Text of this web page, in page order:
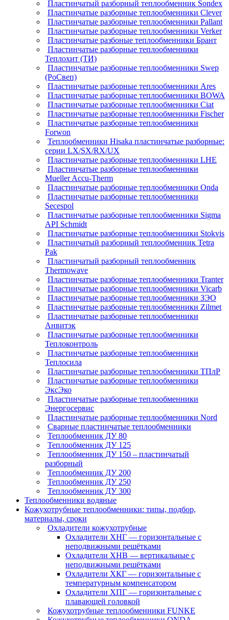
Пластинчатый разборный теплообменник Sondex
Пластинчатые разборные теплообменники Clever
Пластинчатые разборные теплообменники Pallant
Пластинчатые разборные теплообменники Verker
Пластинчатые разбоные теплообменники Брант
Пластинчатые разборные теплообменники
Теплохит (ТИ)
Пластинчатые разборные теплообменники Swep
(РоСвеп)
Пластинчатые разборные теплообменники Ares
Пластинчатые разборные теплообменники BOWA
Пластинчатые разборные теплообменники Ciat
Пластинчатые разборные теплообменники Fischer
Пластинчатые разборные теплообменники
Forwon
Теплообменники Hisaka пластинчатые разборные:
серии LX/SX/RX/UX
Пластинчатые разборные теплообменники LHE
Пластинчатые разборные теплообменники
Mueller Accu-Therm
Пластинчатые разборные теплообменники Onda
Пластинчатые разборные теплообменники
Secespol
Пластинчатые разборные теплообменники Sigma
API Schmidt
Пластинчатые разборные теплообменники Stokvis
Пластинчатый разборный теплообменник Tetra
Pak
Пластинчатый разборный теплообменник
Thermowave
Пластинчатые разборные теплообменники Tranter
Пластинчатые разборные теплообменники Vicarb
Пластинчатые разборные теплообменники ЗЭО
Пластинчатые разборные теплообменники Zilmet
Пластинчатые разборные теплообменники
Анвитэк
Пластинчатые разборные теплообменники
Теплоконтроль
Пластинчатые разборные теплообменники
Теплосила
Пластинчатые разборные теплообменники ТПлР
Пластинчатые разборные теплообменники
ЭксЭко
Пластинчатые разборные теплообменники
Энергосервис
Пластинчатые разборные теплообменники Nord
Сварные пластинчатые теплообменники
Теплообменник ДУ 80
Теплообменник ДУ 125
Теплообменник ДУ 150 – пластинчатый
разборный
Теплообменник ДУ 200
Теплообменник ДУ 250
Теплообменник ДУ 300
Теплообменники водяные
Кожухотрубные теплообменники: типы, подбор,
материалы, сроки
Охладители кожухотрубные
Охладители ХНГ — горизонтальные с
неподвижными решётками
Охладители ХНВ — вертикальные с
неподвижными решётками
Охладители ХКГ — горизонтальные с
температурным компенсатором
Охладители ХПГ — горизонтальные с
плавающей головкой
Кожухотрубные теплообменники FUNKE